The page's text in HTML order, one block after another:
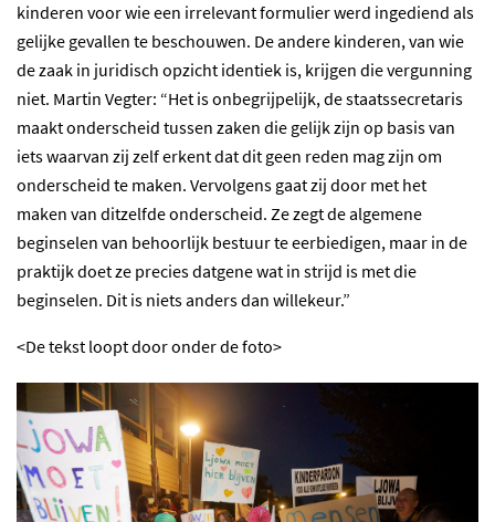
kinderen voor wie een irrelevant formulier werd ingediend als
gelijke gevallen te beschouwen. De andere kinderen, van wie
de zaak in juridisch opzicht identiek is, krijgen die vergunning
niet. Martin Vegter: “Het is onbegrijpelijk, de staatssecretaris
maakt onderscheid tussen zaken die gelijk zijn op basis van
iets waarvan zij zelf erkent dat dit geen reden mag zijn om
onderscheid te maken. Vervolgens gaat zij door met het
maken van ditzelfde onderscheid. Ze zegt de algemene
beginselen van behoorlijk bestuur te eerbiedigen, maar in de
praktijk doet ze precies datgene wat in strijd is met die
beginselen. Dit is niets anders dan willekeur.”
<De tekst loopt door onder de foto>